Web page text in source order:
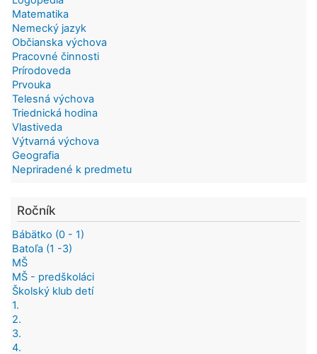
Matematika
Nemecký jazyk
Občianska výchova
Pracovné činnosti
Prírodoveda
Prvouka
Telesná výchova
Triednická hodina
Vlastiveda
Výtvarná výchova
Geografia
Nepriradené k predmetu
Ročník
Bábätko (0 - 1)
Batoľa (1 -3)
MŠ
MŠ - predškoláci
Školský klub detí
1.
2.
3.
4.